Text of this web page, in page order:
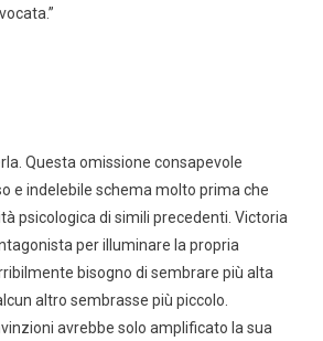
Questa omissione consapevole
e indelebile schema molto prima che
psicologica di simili precedenti. Victoria
per illuminare la propria
bisogno di sembrare più alta
altro sembrasse più piccolo.
avrebbe solo amplificato la sua